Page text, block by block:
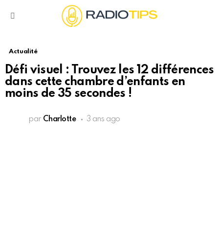
Actualité
Défi visuel : Trouvez les 12 différences
dans cette chambre d’enfants en
moins de 35 secondes !
par Charlotte 3 ans ago